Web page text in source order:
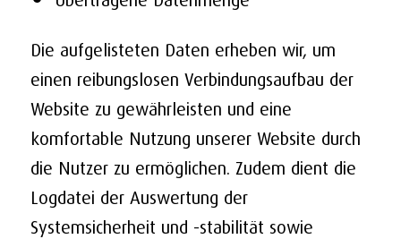
Die aufgelisteten Daten erheben wir, um
einen reibungslosen Verbindungsaufbau der
Website zu gewährleisten und eine
komfortable Nutzung unserer Website durch
die Nutzer zu ermöglichen. Zudem dient die
Logdatei der Auswertung der
Systemsicherheit und -stabilität sowie